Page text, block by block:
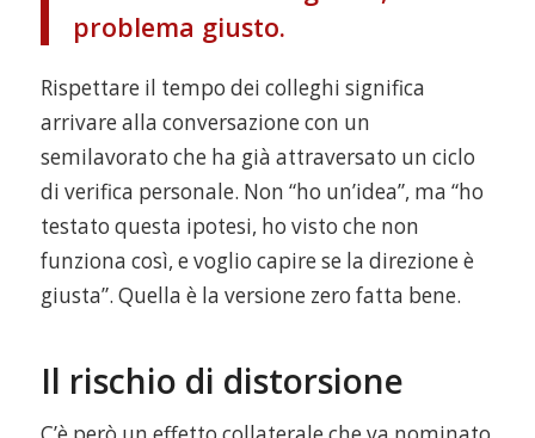
problema giusto.
Rispettare il tempo dei colleghi significa
arrivare alla conversazione con un
semilavorato che ha già attraversato un ciclo
di verifica personale. Non “ho un’idea”, ma “ho
testato questa ipotesi, ho visto che non
funziona così, e voglio capire se la direzione è
giusta”. Quella è la versione zero fatta bene.
Il rischio di distorsione